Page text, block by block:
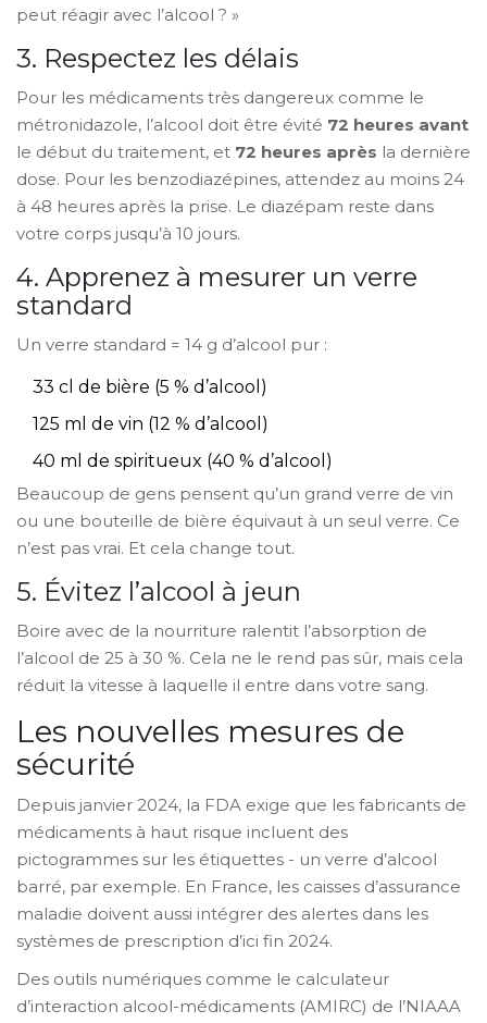
peut réagir avec l’alcool ? »
3. Respectez les délais
Pour les médicaments très dangereux comme le
métronidazole, l’alcool doit être évité 72 heures avant
le début du traitement, et 72 heures après la dernière
dose. Pour les benzodiazépines, attendez au moins 24
à 48 heures après la prise. Le diazépam reste dans
votre corps jusqu’à 10 jours.
4. Apprenez à mesurer un verre
standard
Un verre standard = 14 g d’alcool pur :
33 cl de bière (5 % d’alcool)
125 ml de vin (12 % d’alcool)
40 ml de spiritueux (40 % d’alcool)
Beaucoup de gens pensent qu’un grand verre de vin
ou une bouteille de bière équivaut à un seul verre. Ce
n’est pas vrai. Et cela change tout.
5. Évitez l’alcool à jeun
Boire avec de la nourriture ralentit l’absorption de
l’alcool de 25 à 30 %. Cela ne le rend pas sûr, mais cela
réduit la vitesse à laquelle il entre dans votre sang.
Les nouvelles mesures de
sécurité
Depuis janvier 2024, la FDA exige que les fabricants de
médicaments à haut risque incluent des
pictogrammes sur les étiquettes - un verre d’alcool
barré, par exemple. En France, les caisses d’assurance
maladie doivent aussi intégrer des alertes dans les
systèmes de prescription d’ici fin 2024.
Des outils numériques comme le calculateur
d’interaction alcool-médicaments (AMIRC) de l’NIAAA